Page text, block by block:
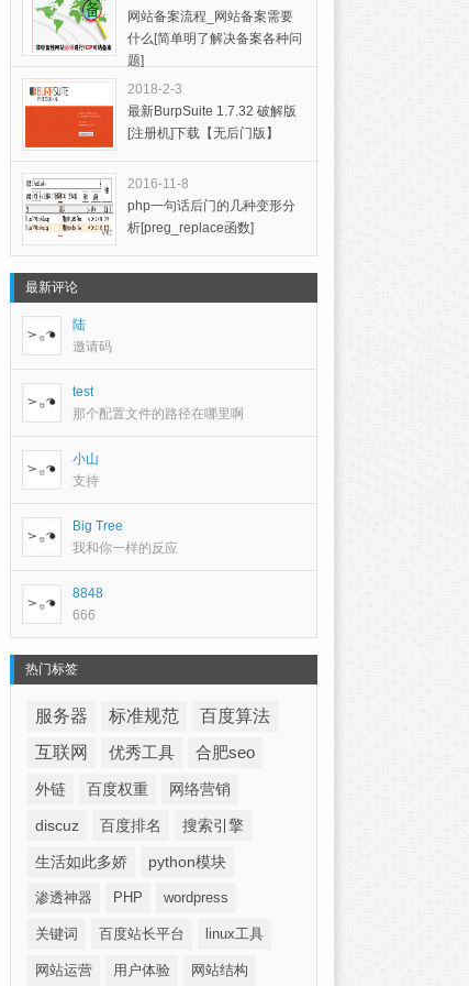
网站备案流程_网站备案需要
什么[简单明了解决备案各种问
题]
2018-2-3
最新BurpSuite 1.7.32 破解版
[注册机]下载【无后门版】
2016-11-8
php一句话后门的几种变形分
析[preg_replace函数]
最新评论
陆
邀请码
test
那个配置文件的路径在哪里啊
小山
支持
Big Tree
我和你一样的反应
8848
666
热门标签
服务器 标准规范
百度算法
互联网
优秀工具 合肥seo
外链 百度权重 网络营销
discuz 百度排名 搜索引擎
生活如此多娇 python模块
渗透神器 PHP wordpress
关键词 百度站长平台 linux工具
网站运营 用户体验 网站结构